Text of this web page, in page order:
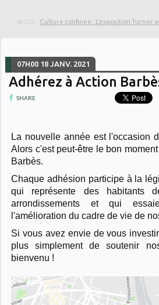
Culture confinée : L'exposition Turner
07H00 18 JANV. 2021
Adhérez à Action
SHARE
La nouvelle année est l'occasion
Alors c'est peut-être le bon
Barbès.
Chaque adhésion participe à la
qui représente des habitants
arrondissements et qui
l'amélioration du cadre de vie de
Si vous avez envie de vous
plus simplement de soutenir
bienvenu !